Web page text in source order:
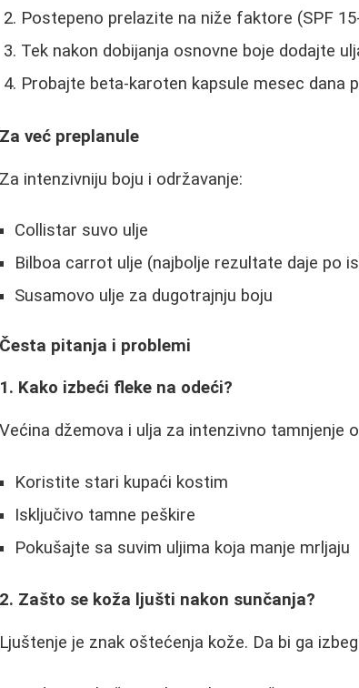
Postepeno prelazite na niže faktore (SPF
Tek nakon dobijanja osnovne boje dodajte
Probajte beta-karoten kapsule mesec dana
Za već preplanule
Za intenzivniju boju i održavanje:
Collistar suvo ulje
Bilboa carrot ulje (najbolje rezultate daje po
Susamovo ulje za dugotrajnju boju
Česta pitanja i problemi
1. Kako izbeći fleke na odeći?
Većina džemova i ulja za intenzivno tamnjenje
Koristite stari kupaći kostim
Isključivo tamne peškire
Pokušajte sa suvim uljima koja manje mrljaju
2. Zašto se koža ljušti nakon sunčanja?
Ljuštenje je znak oštećenja kože. Da bi ga